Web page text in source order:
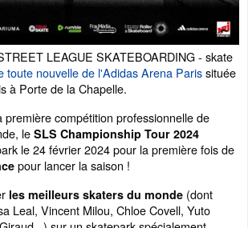
LEAGUE SKATEBOARDING - skate
toute nouvelle de l'Adidas Arena Parissituée
à Porte de la Chapelle.
première compétition professionnelle de
le SLS Championship Tour 2024
le 24 février 2024 pour la première fois de
pour lancer la saison !
les meilleurs skaters du monde (dont
Leal, Vincent Milou, Chloe Covell, Yuto